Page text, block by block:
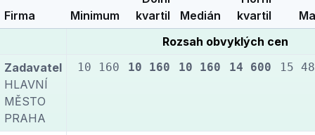
Firma Minimum
kvartil
Medián
kvartil
Rozsah obvyklých cen
Zadavatel
HLAVNÍ
MĚSTO
PRAHA
10 160 10 160 10 160 14 600 15